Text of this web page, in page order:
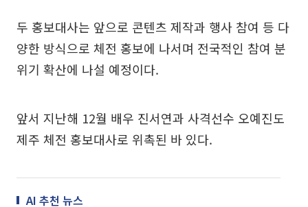
두 홍보대사는 앞으로 콘텐츠 제작과 행사 참여 등 다
양한 방식으로 체전 홍보에 나서며 전국적인 참여 분
위기 확산에 나설 예정이다.
앞서 지난해 12월 배우 진서연과 사격선수 오예진도
제주 체전 홍보대사로 위촉된 바 있다.
AI 추천 뉴스